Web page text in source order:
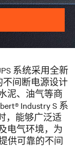
系统采用全新
不间断电源设计
泥、油气等商
Industry S 系
，能够广泛适
电气环境，为
供可靠的不间